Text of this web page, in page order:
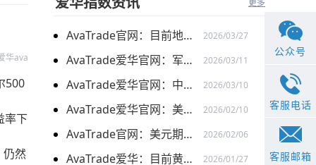
华ava
500
率下
仍然
更多
AvaTrade官网：目前地缘关系引发的供需的变化，带来的燃料油价格持续上涨 2026/03/27
AvaTrade爱华官网：军事行动的担忧下，黄金价格持续上涨 2026/03/11
AvaTrade爱华官网：中东局势以及避险需求下，黄金价格走势稳健 2026/03/10
AvaTrade爱华官网：美元走弱以及就业数据疲软，美股三大指数集体上涨 2026/02/10
AvaTrade官网：美元期货走强的情况下，现货黄金价格探底回升 2026/02/06
AvaTrade爱华：目前黄金价格涨势延续，关注全球市场变化 2026/01/27
公众号
客服电话
客服邮箱